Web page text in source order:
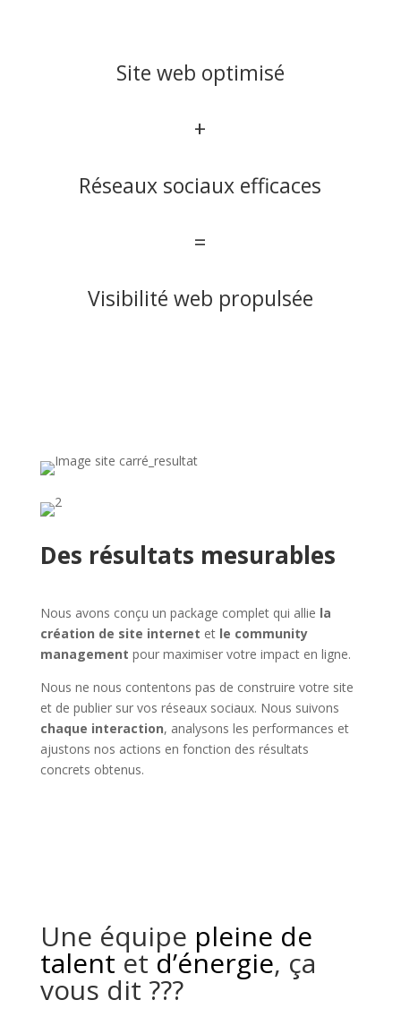
Site web optimisé
+
Réseaux sociaux efficaces
=
Visibilité web propulsée
Des résultats mesurables
Nous avons conçu un package complet qui allie la
création de site internet et le community
management pour maximiser votre impact en ligne.
Nous ne nous contentons pas de construire votre site
et de publier sur vos réseaux sociaux. Nous suivons
chaque interaction, analysons les performances et
ajustons nos actions en fonction des résultats
concrets obtenus.
Une équipe pleine de
talent et d’énergie, ça
vous dit ???